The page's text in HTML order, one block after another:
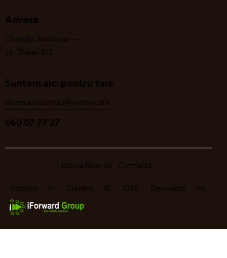
Adresa
Chișinău, Moldova —
str. Traian 3/1
Suntem aici pentru tine
bisericasfdumitru@yahoo.com
060 07 77 27
Istoria Bisericii Contacte
Biserica Sf. Dumitru © 2026. Dezvoltat de